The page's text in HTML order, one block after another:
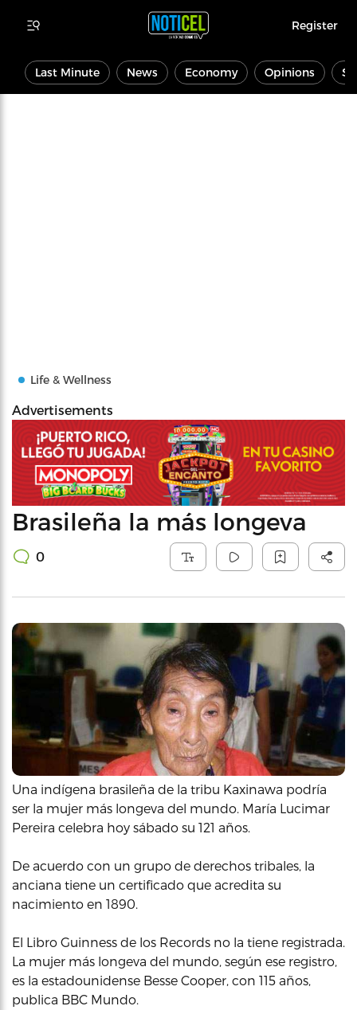
Register
Last Minute News Economy Opinions
Life & Wellness
Advertisements
Brasileña la más longeva
0
Una indígena brasileña de la tribu Kaxinawa podría
ser la mujer más longeva del mundo. María Lucimar
Pereira celebra hoy sábado su 121 años.
De acuerdo con un grupo de derechos tribales, la
anciana tiene un certificado que acredita su
nacimiento en 1890.
El Libro Guinness de los Records no la tiene registrada.
La mujer más longeva del mundo, según ese registro,
es la estadounidense Besse Cooper, con 115 años,
publica BBC Mundo.